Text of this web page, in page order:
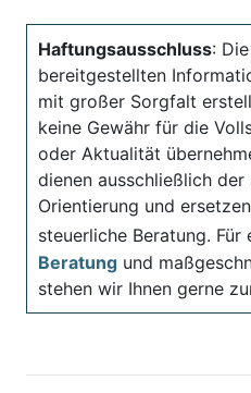
Haftungsausschluss:
bereitgestellten
mit großer Sorgfalt
keine Gewähr für die
oder Aktualität
dienen ausschließlich der
Orientierung und
steuerliche Beratung. Für
Beratung und
stehen wir Ihnen gerne